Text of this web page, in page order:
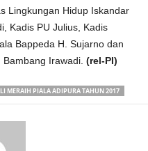
Lingkungan Hidup Iskandar
Kadis PU Julius, Kadis
Bappeda H. Sujarno dan
Irawadi. (rel-PI)
MERAIH PIALA ADIPURA TAHUN 2017